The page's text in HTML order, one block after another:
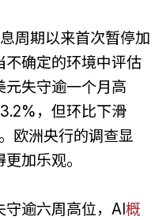
周期以来首次暂停加
不确定的环境中评估
元失守逾一个月高
，但环比下滑
欧洲央行的调查显
加乐观。
逾六周高位，AI概